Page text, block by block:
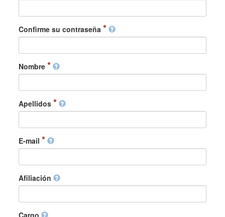
Confirme su contraseña
Nombre
Apellidos
E-mail
Afiliación
Cargo